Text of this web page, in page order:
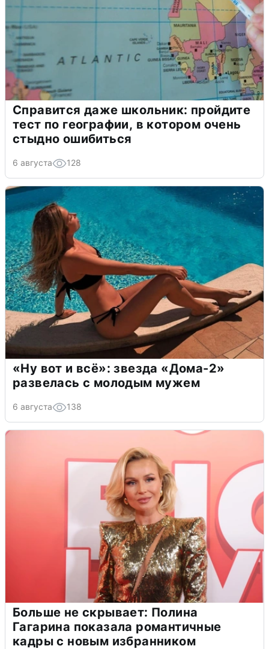
Справится даже школьник: пройдите
тест по географии, в котором очень
стыдно ошибиться
6 августа 128
«Ну вот и всё»: звезда «Дома-2»
развелась с молодым мужем
6 августа 138
Больше не скрывает: Полина
Гагарина показала романтичные
кадры с новым избранником